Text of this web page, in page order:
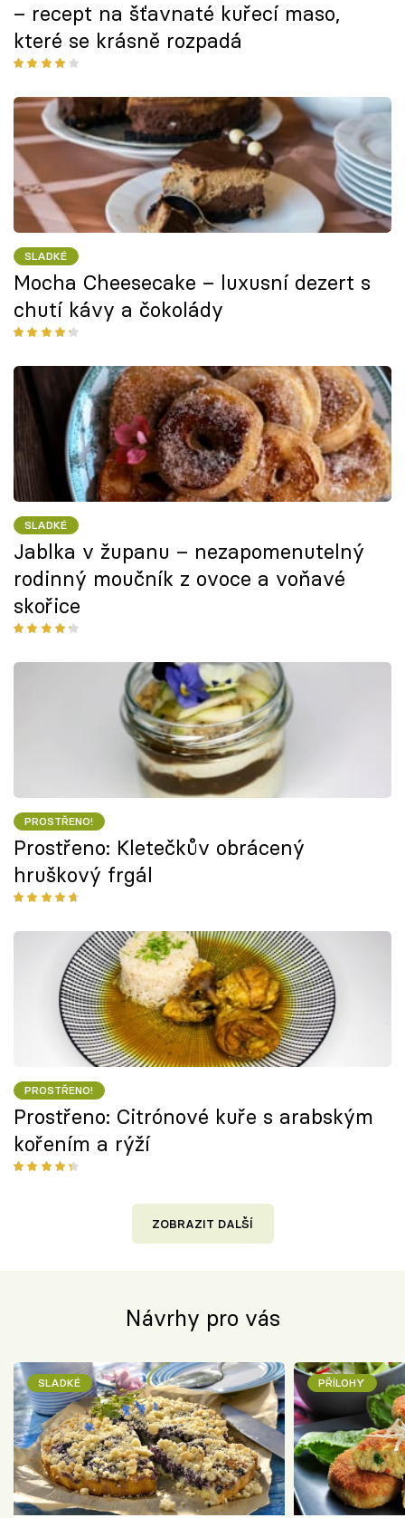
– recept na šťavnaté kuřecí maso,
které se krásně rozpadá
SLADKÉ
Mocha Cheesecake – luxusní dezert s
chutí kávy a čokolády
SLADKÉ
Jablka v županu – nezapomenutelný
rodinný moučník z ovoce a voňavé
skořice
PROSTŘENO!
Prostřeno: Kletečkův obrácený
hruškový frgál
PROSTŘENO!
Prostřeno: Citrónové kuře s arabským
kořením a rýží
ZOBRAZIT DALŠÍ
Návrhy pro vás
SLADKÉ PŘÍLOHY